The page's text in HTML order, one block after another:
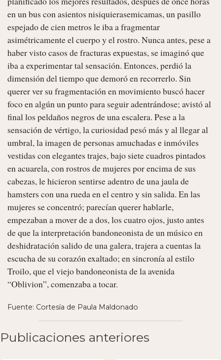
en un bus con asientos nisiquierasemicamas, un pasillo
espejado de cien metros le iba a fragmentar
asimétricamente el cuerpo y el rostro. Nunca antes, pese a
haber visto casos de fracturas expuestas, se imaginó que
iba a experimentar tal sensación. Entonces, perdió la
dimensión del tiempo que demoró en recorrerlo. Sin
querer ver su fragmentación en movimiento buscó hacer
foco en algún un punto para seguir adentrándose; avistó al
final los peldaños negros de una escalera. Pese a la
sensación de vértigo, la curiosidad pesó más y al llegar al
umbral, la imagen de personas amuchadas e inmóviles
vestidas con elegantes trajes, bajo siete cuadros pintados
en acuarela, con rostros de mujeres por encima de sus
cabezas, le hicieron sentirse adentro de una jaula de
hamsters con una rueda en el centro y sin salida. En las
mujeres se concentró; parecían querer hablarle,
empezaban a mover de a dos, los cuatro ojos, justo antes
de que la interpretación bandoneonista de un músico en
deshidratación salido de una galera, trajera a cuentas la
escucha de su corazón exaltado; en sincronía al estilo
Troilo, que el viejo bandoneonista de la avenida
“Oblivion”, comenzaba a tocar.
Fuente: Cortesía de Paula Maldonado
Publicaciones anteriores